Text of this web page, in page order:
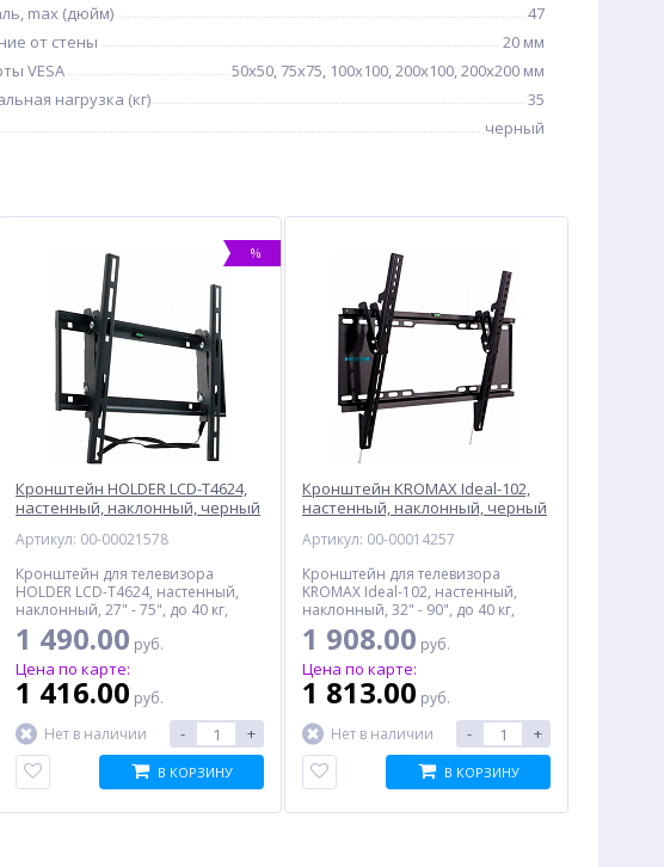
max (дюйм)
47
от стены
20 мм
VESA
50x50, 75x75, 100x100, 200x100, 200x200 мм
нагрузка (кг)
35
черный
%
Кронштейн HOLDER LCD-T4624,
настенный, наклонный, черный
Артикул: 00-00021578
Кронштейн для телевизора
HOLDER LCD-T4624, настенный,
наклонный, 27" - 75", до 40 кг,
черный
1 490.00 руб.
Цена по карте:
1 416.00 руб.
Нет в наличии
- +
В КОРЗИНУ
Кронштейн KROMAX Ideal-102,
настенный, наклонный, черный
Артикул: 00-00014257
Кронштейн для телевизора
KROMAX Ideal-102, настенный,
наклонный, 32" - 90", до 40 кг,
черный
1 908.00 руб.
Цена по карте:
1 813.00 руб.
Нет в наличии
- +
В КОРЗИНУ